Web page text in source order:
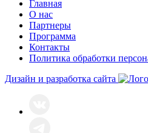
Главная
О нас
Партнеры
Программа
Контакты
Политика обработки
Дизайн и разработка сайта